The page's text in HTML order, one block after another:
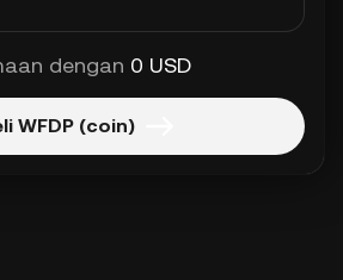
dengan 0 USD
WFDP (coin)